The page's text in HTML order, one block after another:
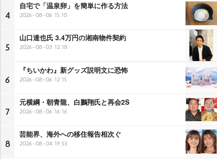
4
自宅で「温泉卵」を簡単に作る方法
2026-08-06 15:10
5
山口達也氏 3.4万円の湘南物件契約
2026-08-03 12:18
6
『ちいかわ』新グッズ説明文に恐怖
2026-08-06 12:15
7
元横綱・朝青龍、白鵬翔氏と再会2S
2026-08-06 16:16
8
芸能界、海外への移住報告相次ぐ
2026-08-04 19:53